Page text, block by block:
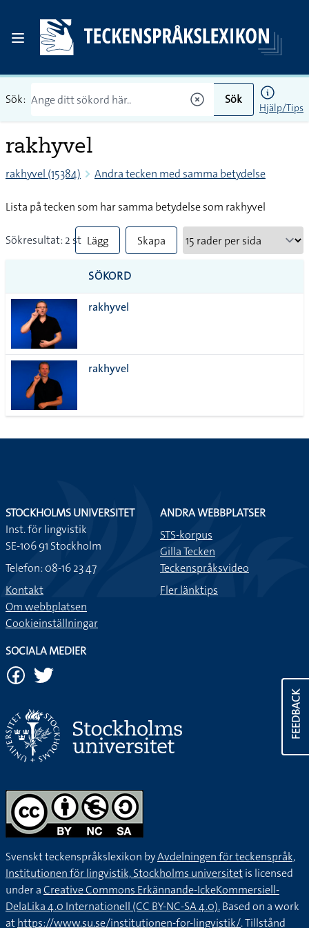
Sök: Sök
Hjälp/Tips
rakhyvel
rakhyvel (15384) Andra tecken med samma betydelse
Lista på tecken som har samma betydelse som rakhyvel
Sökresultat: 2 st Lägg
till
alla i
Skapa
SÖKORD
rakhyvel
rakhyvel
FEEDBACK
STOCKHOLMS UNIVERSITET
Inst. för lingvistik
SE-106 91 Stockholm
Telefon: 08-16 23 47
Kontakt
Om webbplatsen
Cookieinställningar
ANDRA WEBBPLATSER
STS-korpus
Gilla Tecken
Teckenspråksvideo
Fler länktips
SOCIALA MEDIER
Svenskt teckenspråkslexikon byAvdelningen för teckenspråk,
Institutionen för lingvistik, Stockholms universitetis licensed
under aCreative Commons Erkännande-IckeKommersiell-
DelaLika 4.0 Internationell (CC BY-NC-SA 4.0).Based on a work
athttps://www.su.se/institutionen-for-lingvistik/. Tillstånd